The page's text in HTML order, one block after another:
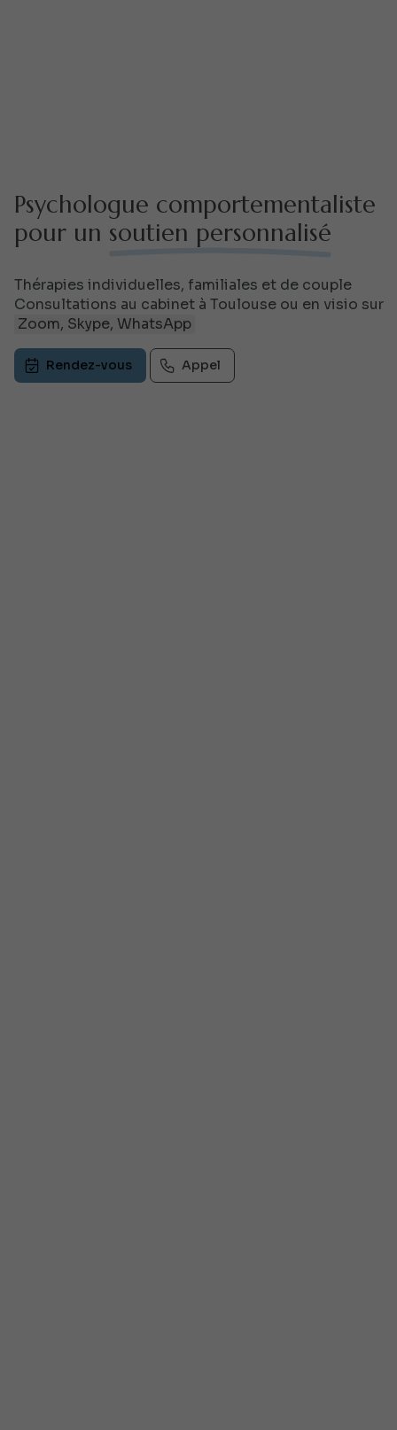
Psychologue comportementaliste
pour un soutien personnalisé
Thérapies individuelles, familiales et de couple
Consultations au cabinet à Toulouse ou en visio sur
Zoom, Skype, WhatsApp
Rendez-vous Appel